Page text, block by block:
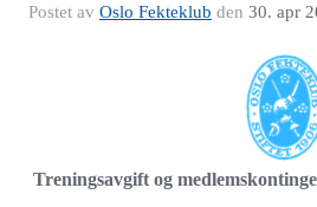
Postet av Oslo Fekteklub den 30. apr
Treningsavgift og